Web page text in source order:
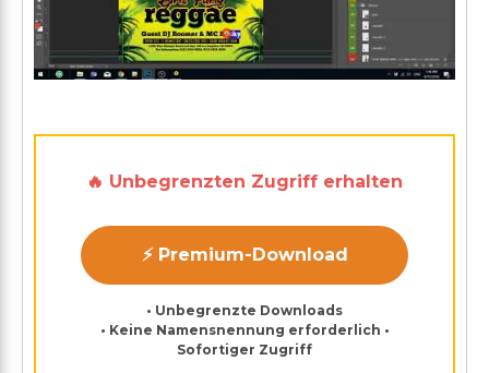
🔥 Unbegrenzten Zugriff erhalten
⚡ Premium-Download
• Unbegrenzte Downloads
• Keine Namensnennung erforderlich •
Sofortiger Zugriff